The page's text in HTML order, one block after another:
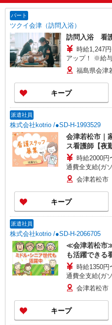
掲載
パート
ツクイ会津（訪問入浴）
訪問入浴 看
時給1,247円〜2,029円 ★
アップ！ ※給
福島県会津
キープ
派遣社員
株式会社kotrio /●SD-H-1993529
会津若松市｜
ス看護師【夜
時給2000
通費全支給(ガ
会津若松
キープ
派遣社員
株式会社kotrio /●SD-H-2066705
≪会津若松市
も活躍できる
時給1350
通費全支給(ガ
会津若松
キープ